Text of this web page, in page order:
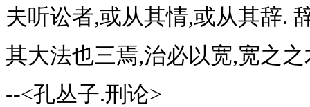
夫听讼者,或从其情,或从其辞.
其大法也三焉,治必以宽,宽之
--<孔丛子.刑论>